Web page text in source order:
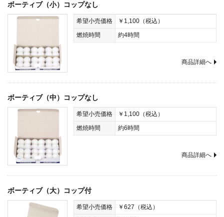
ボーティブ（小）コップなし
希望小売価格
￥1,100（税込）
燃焼時間
約4時間
商品詳細へ
ボーティブ（中）コップなし
希望小売価格
￥1,100（税込）
燃焼時間
約6時間
商品詳細へ
ボーティブ（大）コップ付
希望小売価格
￥627（税込）